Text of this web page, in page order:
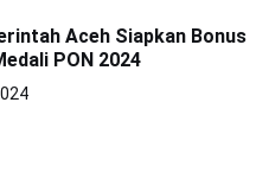
Aceh Siapkan Bonus
PON 2024